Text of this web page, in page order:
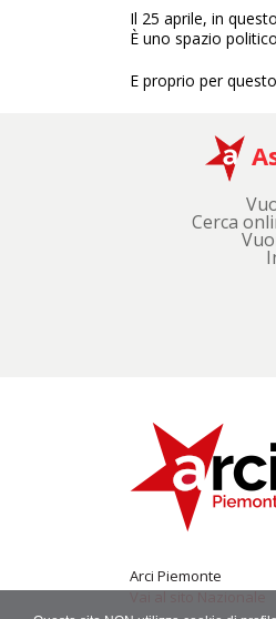
Il 25 aprile, in
È uno spazio
E proprio per
Cerca
Arci Piemonte
Vai al sito Nazionale